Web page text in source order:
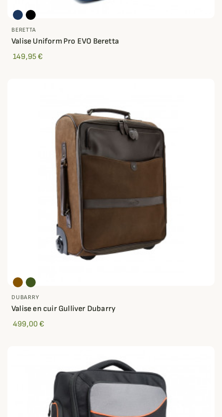
BERETTA
Valise Uniform Pro EVO Beretta
149,95 €
DUBARRY
Valise en cuir Gulliver Dubarry
499,00 €